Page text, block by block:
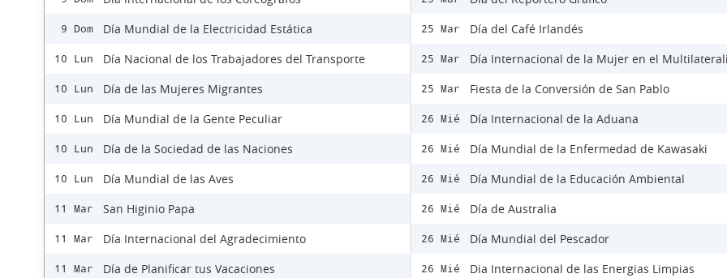
9 Dom Día Mundial de la Electricidad Estática
10 Lun Día Nacional de los Trabajadores del Transporte
10 Lun Día de las Mujeres Migrantes
10 Lun Día Mundial de la Gente Peculiar
10 Lun Día de la Sociedad de las Naciones
10 Lun Día Mundial de las Aves
11 Mar San Higinio Papa
11 Mar Día Internacional del Agradecimiento
11 Mar Día de Planificar tus Vacaciones
25 Mar Día del Café Irlandés
25 Mar Día Internacional de la Mujer en el
25 Mar Fiesta de la Conversión de San Pablo
26 Mié Día Internacional de la Aduana
26 Mié Día Mundial de la Enfermedad de Kawasaki
26 Mié Día Mundial de la Educación Ambiental
26 Mié Día de Australia
26 Mié Día Mundial del Pescador
26 Mié Dia Internacional de las Energias Limpias